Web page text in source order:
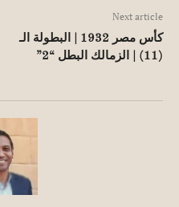
Next article
كأس مصر 1932 | البطولة الـ
(11) | الزمالك البطل “2”